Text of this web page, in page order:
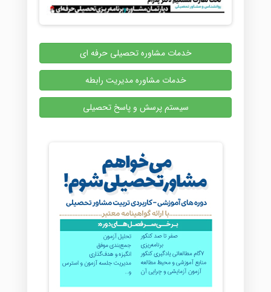
خدمات مشاوره تحصیلی حرفه ای
خدمات مشاوره مدیریت رابطه
سیستم پرسش و پاسخ تحصیلی